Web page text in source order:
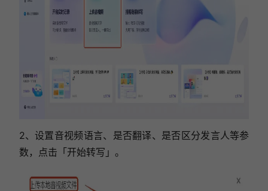
2、设置音视频语言、是否翻译、是否区分发言人等参
数，点击「开始转写」。